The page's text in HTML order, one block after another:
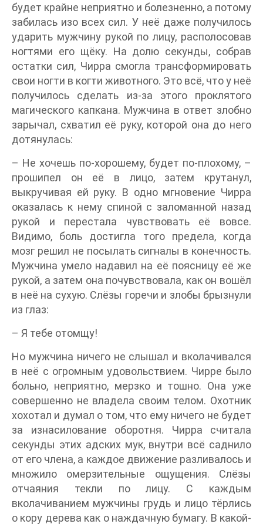
будет крайне неприятно и болезненно, а потому
забилась изо всех сил. У неё даже получилось
ударить мужчину рукой по лицу, располосовав
ногтями его щёку. На долю секунды, собрав
остатки сил, Чирра смогла трансформировать
свои ногти в когти животного. Это всё, что у неё
получилось сделать из-за этого проклятого
магического капкана. Мужчина в ответ злобно
зарычал, схватил её руку, которой она до него
дотянулась:
– Не хочешь по-хорошему, будет по-плохому, –
прошипел он её в лицо, затем крутанул,
выкручивая ей руку. В одно мгновение Чирра
оказалась к нему спиной с заломанной назад
рукой и перестала чувствовать её вовсе.
Видимо, боль достигла того предела, когда
мозг решил не посылать сигналы в конечность.
Мужчина умело надавил на её поясницу её же
рукой, а затем она почувствовала, как он вошёл
в неё на сухую. Слёзы горечи и злобы брызнули
из глаз:
– Я тебе отомщу!
Но мужчина ничего не слышал и вколачивался
в неё с огромным удовольствием. Чирре было
больно, неприятно, мерзко и тошно. Она уже
совершенно не владела своим телом. Охотник
хохотал и думал о том, что ему ничего не будет
за изнасилование оборотня. Чирра считала
секунды этих адских мук, внутри всё саднило
от его члена, а каждое движение разливалось и
множило омерзительные ощущения. Слёзы
отчаяния текли по лицу. С каждым
вколачиванием мужчины грудь и лицо тёрлись
о кору дерева как о наждачную бумагу. В какой-